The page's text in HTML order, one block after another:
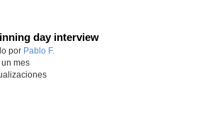
day interview
educativo.
por Pablo F.
un mes